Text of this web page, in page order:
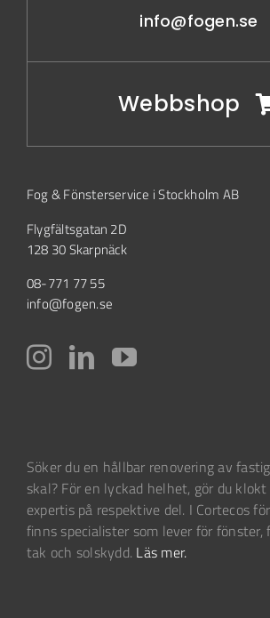
info@fogen.se
Webbshop
Fog & Fönsterservice i Stockholm AB
Flygfältsgatan 2D
128 30 Skarpnäck
08-771 77 55
info@fogen.se
Söker du en hållbar renovering av
skal? För en lyckad helhet, gör du
expertis på respektive del. I Cortecos
finns specialister som lever för fönster,
tak och solskydd. Läs mer.